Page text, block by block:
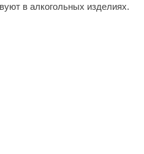
в алкогольных изделиях.